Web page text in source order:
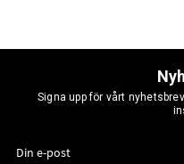
Signa upp för vårt